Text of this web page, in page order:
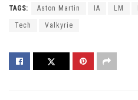
TAGS: Aston Martin IA LM
Tech Valkyrie